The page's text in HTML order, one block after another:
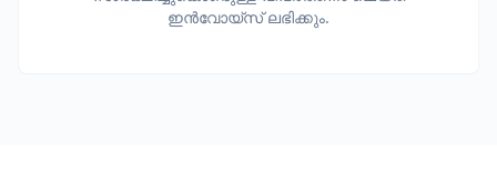
ഇൻവോയ്സ് ലഭിക്കും.